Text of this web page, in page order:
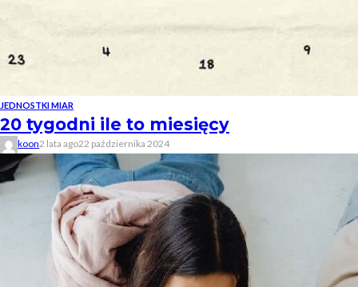
JEDNOSTKI MIAR
20 tygodni ile to miesięcy
koon2 lata ago22 października 2024